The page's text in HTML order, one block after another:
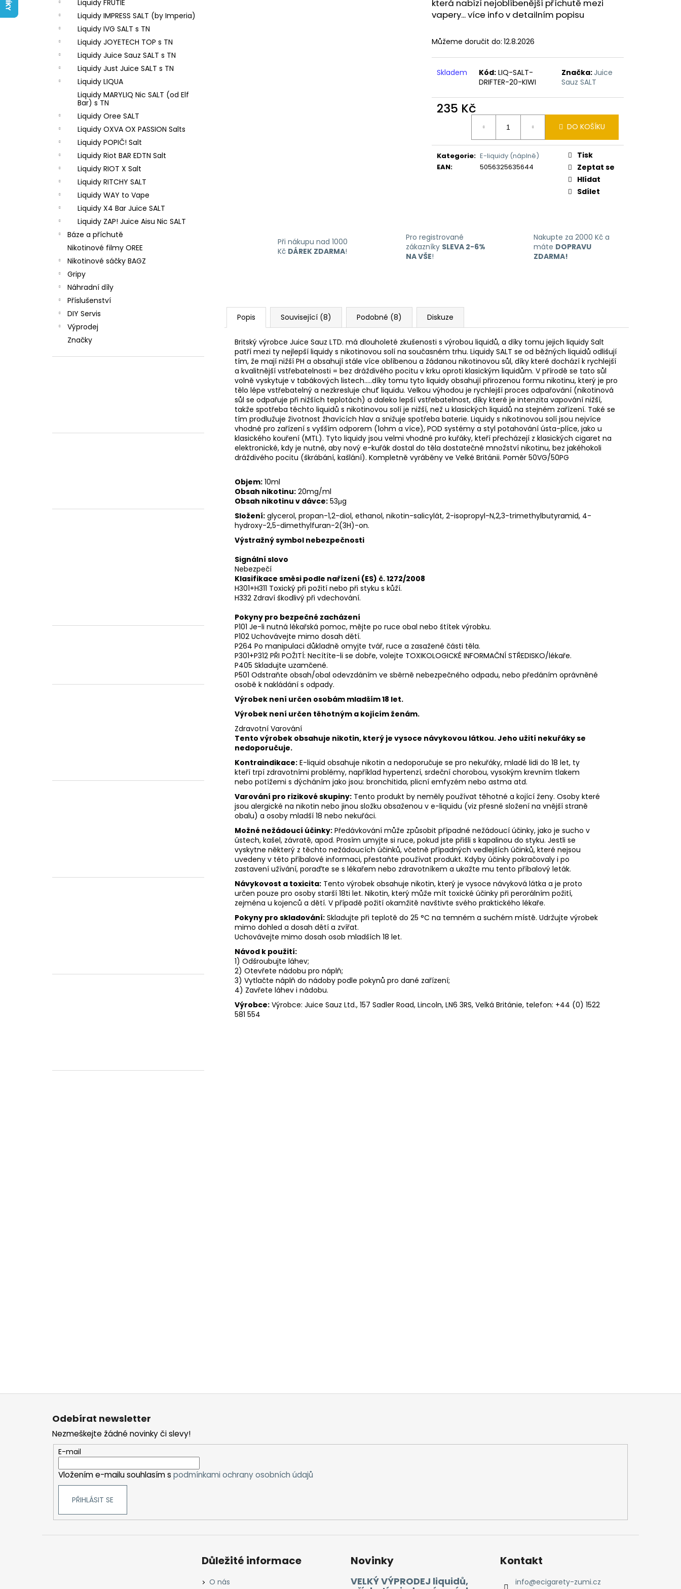
Liquidy FRUTIE
Liquidy IMPRESS SALT (by Imperia)
Liquidy IVG SALT s TN
Liquidy JOYETECH TOP s TN
Liquidy Juice Sauz SALT s TN
Liquidy Just Juice SALT s TN
Liquidy LIQUA
Liquidy MARYLIQ Nic SALT (od Elf
Bar) s TN
Liquidy Oree SALT
Liquidy OXVA OX PASSION Salts
Liquidy POPIČ! Salt
Liquidy Riot BAR EDTN Salt
Liquidy RIOT X Salt
Liquidy RITCHY SALT
Liquidy WAY to Vape
Liquidy X4 Bar Juice SALT
Liquidy ZAP! Juice Aisu Nic SALT
Báze a příchutě
Nikotinové filmy OREE
Nikotinové sáčky BAGZ
Gripy
Náhradní díly
Příslušenství
DIY Servis
Výprodej
Značky
která nabízí nejoblíbenější příchutě mezi
vapery... více info v detailním popisu
Můžeme doručit do: 12.8.2026
Skladem Kód: LIQ-SALT-
DRIFTER-20-KIWI
Značka:Juice
Sauz SALT
235 Kč
DO KOŠÍKU
Kategorie: E-liquidy (náplně)
EAN: 5056325635644
Tisk
Zeptat se
Hlídat
Sdílet
Při nákupu nad 1000
Kč DÁREK ZDARMA!
Pro registrované
zákazníky SLEVA 2-6%
NA VŠE!
Nakupte za 2000 Kč a
máte DOPRAVU
ZDARMA!
Popis Související (8) Podobné (8) Diskuze
Britský výrobce Juice Sauz LTD. má dlouholeté zkušenosti s výrobou liquidů, a díky tomu jejich liquidy Salt
patří mezi ty nejlepší liquidy s nikotinovou solí na současném trhu. Liquidy SALT se od běžných liquidů odlišují
tím, že mají nižší PH a obsahují stále více oblíbenou a žádanou nikotinovou sůl, díky které dochází k rychlejší
a kvalitnější vstřebatelnosti = bez dráždivého pocitu v krku oproti klasickým liquidům. V přírodě se tato sůl
volně vyskytuje v tabákových listech.....díky tomu tyto liquidy obsahují přirozenou formu nikotinu, který je pro
tělo lépe vstřebatelný a nezkresluje chuť liquidu. Velkou výhodou je rychlejší proces odpařování (nikotinová
sůl se odpařuje při nižších teplotách) a daleko lepší vstřebatelnost, díky které je intenzita vapování nižší,
takže spotřeba těchto liquidů s nikotinovou solí je nižší, než u klasických liquidů na stejném zařízení. Také se
tím prodlužuje životnost žhavících hlav a snižuje spotřeba baterie. Liquidy s nikotinovou solí jsou nejvíce
vhodné pro zařízení s vyšším odporem (1ohm a více), POD systémy a styl potahování ústa-plíce, jako u
klasického kouření (MTL). Tyto liquidy jsou velmi vhodné pro kuřáky, kteří přecházejí z klasických cigaret na
elektronické, kdy je nutné, aby nový e-kuřák dostal do těla dostatečné množství nikotinu, bez jakéhokoli
dráždivého pocitu (škrábání, kašlání). Kompletně vyráběny ve Velké Británii. Poměr 50VG/50PG
Objem: 10ml
Obsah nikotinu: 20mg/ml
Obsah nikotinu v dávce: 53μg
Složení: glycerol, propan-1,2-diol, ethanol, nikotin-salicylát, 2-isopropyl-N,2,3-trimethylbutyramid, 4-
hydroxy-2,5-dimethylfuran-2(3H)-on.
Výstražný symbol nebezpečnosti
Signální slovo
Nebezpečí
Klasifikace směsi podle nařízení (ES) č. 1272/2008
H301+H311 Toxický při požití nebo při styku s kůží.
H332 Zdraví škodlivý při vdechování.
Pokyny pro bezpečné zacházení
P101 Je-li nutná lékařská pomoc, mějte po ruce obal nebo štítek výrobku.
P102 Uchovávejte mimo dosah dětí.
P264 Po manipulaci důkladně omyjte tvář, ruce a zasažené části těla.
P301+P312 PŘI POŽITÍ: Necítíte-li se dobře, volejte TOXIKOLOGICKÉ INFORMAČNÍ STŘEDISKO/lékaře.
P405 Skladujte uzamčené.
P501 Odstraňte obsah/obal odevzdáním ve sběrně nebezpečného odpadu, nebo předáním oprávněné
osobě k nakládání s odpady.
Výrobek není určen osobám mladším 18 let.
Výrobek není určen těhotným a kojícím ženám.
Zdravotní Varování
Tento výrobek obsahuje nikotin, který je vysoce návykovou látkou. Jeho užití nekuřáky se
nedoporučuje.
Kontraindikace: E-liquid obsahuje nikotin a nedoporučuje se pro nekuřáky, mladé lidi do 18 let, ty
kteří trpí zdravotními problémy, například hypertenzí, srdeční chorobou, vysokým krevním tlakem
nebo potížemi s dýcháním jako jsou: bronchitida, plicní emfyzém nebo astma atd.
Varování pro rizikové skupiny: Tento produkt by neměly používat těhotné a kojící ženy. Osoby které
jsou alergické na nikotin nebo jinou složku obsaženou v e-liquidu (viz přesné složení na vnější straně
obalu) a osoby mladší 18 nebo nekuřáci.
Možné nežádoucí účinky: Předávkování může způsobit případné nežádoucí účinky, jako je sucho v
ústech, kašel, závratě, apod. Prosím umyjte si ruce, pokud jste přišli s kapalinou do styku. Jestli se
vyskytne některý z těchto nežádoucích účinků, včetně případných vedlejších účinků, které nejsou
uvedeny v této příbalové informaci, přestaňte používat produkt. Kdyby účinky pokračovaly i po
zastavení užívání, poraďte se s lékařem nebo zdravotníkem a ukažte mu tento příbalový leták.
Návykovost a toxicita: Tento výrobek obsahuje nikotin, který je vysoce návyková látka a je proto
určen pouze pro osoby starší 18ti let. Nikotin, který může mít toxické účinky při perorálním požití,
zejména u kojenců a dětí. V případě požití okamžitě navštivte svého praktického lékaře.
Pokyny pro skladování: Skladujte při teplotě do 25 °C na temném a suchém místě. Udržujte výrobek
mimo dohled a dosah dětí a zvířat.
Uchovávejte mimo dosah osob mladších 18 let.
Návod k použití:
1) Odšroubujte láhev;
2) Otevřete nádobu pro náplň;
3) Vytlačte náplň do nádoby podle pokynů pro dané zařízení;
4) Zavřete láhev i nádobu.
Výrobce: Výrobce: Juice Sauz Ltd., 157 Sadler Road, Lincoln, LN6 3RS, Velká Británie, telefon: +44 (0) 1522
581 554
LIQUID ARAMAX 4PACK CIGAR
TOBACCO 4X10ML-18MG
558 Kč
LIQUID LIQUA AMERICAN BLEND 10ML-
6MG (AMERICKÝ MÍCHANÝ TABÁK)
Odebírat newsletter
Nezmeškejte žádné novinky či slevy!
E-mail
Vložením e-mailu souhlasím s podmínkami ochrany osobních údajů
PŘIHLÁSIT SE
Důležité informace
O nás
Novinky
VELKÝ VÝPRODEJ liquidů,
Kontakt
info@ecigarety-zumi.cz